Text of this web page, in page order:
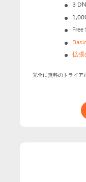
3
Free
拡張
完全に無料のトライア